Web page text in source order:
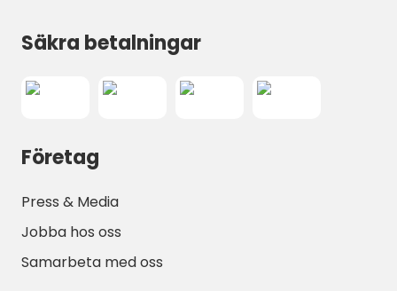
Säkra betalningar
Företag
Press & Media
Jobba hos oss
Samarbeta med oss